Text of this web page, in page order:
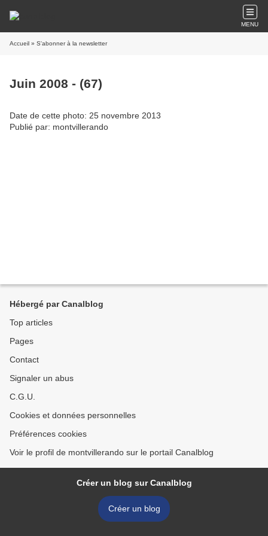
MENU
Accueil » S'abonner à la newsletter
Juin 2008 - (67)
Date de cette photo: 25 novembre 2013
Publié par: montvillerando
Hébergé par Canalblog
Top articles
Pages
Contact
Signaler un abus
C.G.U.
Cookies et données personnelles
Préférences cookies
Voir le profil de montvillerando sur le portail Canalblog
Créer un blog sur Canalblog
Créer un blog